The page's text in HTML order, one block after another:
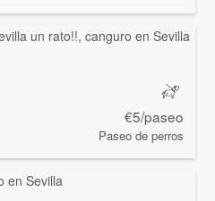
€5/paseo
Paseo de perros